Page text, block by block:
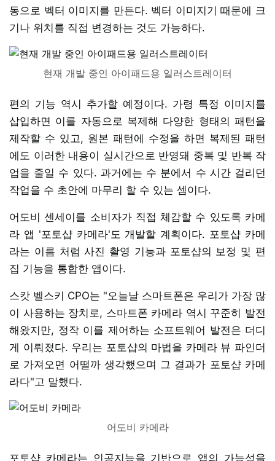
동으로 벡터 이미지를 만든다. 벡터 이미지기 때문에 크
기나 위치를 직접 변경하는 것도 가능하다.
현재 개발 중인 아이패드용 일러스트레이터
편의 기능 역시 추가할 예정이다. 가령 특정 이미지를
삽입하면 이를 자동으로 복제해 다양한 형태의 패턴을
제작할 수 있고, 원본 패턴에 수정을 하면 복제된 패턴
에도 이러한 내용이 실시간으로 반영돼 중복 및 반복 작
업을 줄일 수 있다. 과거에는 수 분에서 수 시간 걸리던
작업을 수 초안에 마무리 할 수 있는 셈이다.
어도비 센세이를 소비자가 직접 체감할 수 있도록 카메
라 앱 '포토샵 카메라'도 개발할 계획이다. 포토샵 카메
라는 이름 처럼 사진 촬영 기능과 포토샵의 보정 및 편
집 기능을 통합한 앱이다.
스캇 벨스키 CPO는 "오늘날 스마트폰은 우리가 가장 많
이 사용하는 장치로, 스마트폰 카메라 역시 꾸준히 발전
해왔지만, 정작 이를 제어하는 소프트웨어 발전은 더디
게 이뤄졌다. 우리는 포토샵의 마법을 카메라 뷰 파인더
로 가져오면 어떨까 생각했으며 그 결과가 포토샵 카메
라다"고 말했다.
어도비 카메라
포토샵 카메라는 인공지능을 기반으로 앱의 가능성을